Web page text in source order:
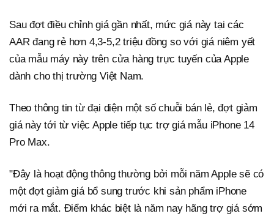
Sau đợt điều chỉnh giá gần nhất, mức giá này tại các
AAR đang rẻ hơn 4,3-5,2 triệu đồng so với giá niêm yết
của mẫu máy này trên cửa hàng trực tuyến của Apple
dành cho thị trường Việt Nam.
Theo thông tin từ đại diện một số chuỗi bán lẻ, đợt giảm
giá này tới từ việc Apple tiếp tục trợ giá mẫu iPhone 14
Pro Max.
"Đây là hoạt động thông thường bởi mỗi năm Apple sẽ có
một đợt giảm giá bổ sung trước khi sản phẩm iPhone
mới ra mắt. Điểm khác biệt là năm nay hãng trợ giá sớm